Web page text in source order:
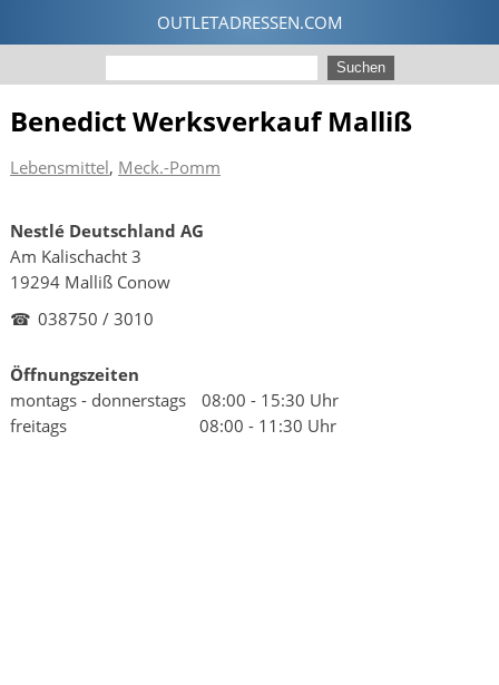
Benedict Werksverkauf Malliß
Lebensmittel, Meck.-Pomm
Nestlé Deutschland AG
Am Kalischacht 3
19294 Malliß Conow
☎ 038750 / 3010
Öffnungszeiten
montags - donnerstags
08:00 - 15:30 Uhr
freitags
08:00 - 11:30 Uhr